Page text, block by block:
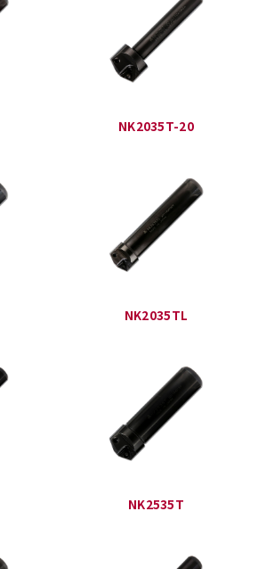
NK2035T-20
NK2035TL
NK2535T